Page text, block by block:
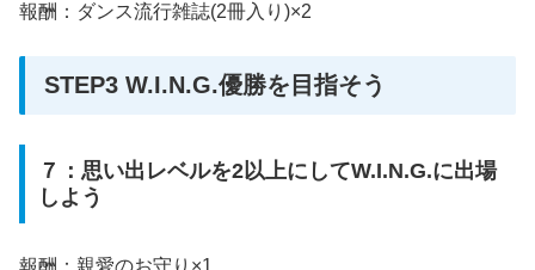
報酬：ダンス流行雑誌(2冊入り)×2
STEP3 W.I.N.G.優勝を目指そう
７：思い出レベルを2以上にしてW.I.N.G.に出場
しよう